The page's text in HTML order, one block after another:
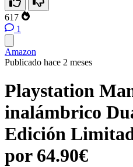
617
1
Amazon
Publicado hace 2 meses
Playstation
inalámbrico
Edición
por 64.90€